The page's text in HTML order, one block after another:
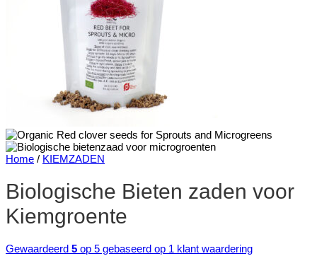
Home / KIEMZADEN
Biologische Bieten zaden voor
Kiemgroente
Gewaardeerd 5 op 5 gebaseerd op 1 klant waardering